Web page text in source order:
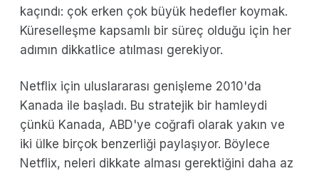
kaçındı: çok erken çok büyük hedefler koymak.
Küreselleşme kapsamlı bir süreç olduğu için her
adımın dikkatlice atılması gerekiyor.
Netflix için uluslararası genişleme 2010'da
Kanada ile başladı. Bu stratejik bir hamleydi
çünkü Kanada, ABD'ye coğrafi olarak yakın ve
iki ülke birçok benzerliği paylaşıyor. Böylece
Netflix, neleri dikkate alması gerektiğini daha az